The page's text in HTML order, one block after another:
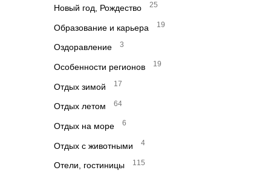
Новый год, Рождество 25
Образование и карьера 19
Оздоравление 3
Особенности регионов 19
Отдых зимой 17
Отдых летом 64
Отдых на море 6
Отдых с животными 4
Отели, гостиницы 115